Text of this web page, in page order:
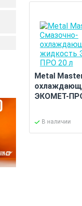
Metal
ЭКОМЕТ-
В наличии